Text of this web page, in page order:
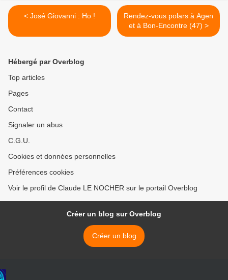
< José Giovanni : Ho !
Rendez-vous polars à Agen
et à Bon-Encontre (47) >
Hébergé par Overblog
Top articles
Pages
Contact
Signaler un abus
C.G.U.
Cookies et données personnelles
Préférences cookies
Voir le profil de Claude LE NOCHER sur le portail Overblog
Créer un blog sur Overblog
Créer un blog